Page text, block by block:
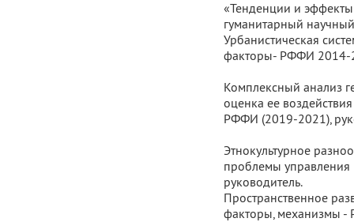
«Тенденции и
гуманитарный
Урбанистическая
факторы- РФФИ 2014-
Комплексный анализ
оценка ее
РФФИ (2019-2021),
Этнокультурное
проблемы
руководитель.
Пространственное
факторы, механизмы -